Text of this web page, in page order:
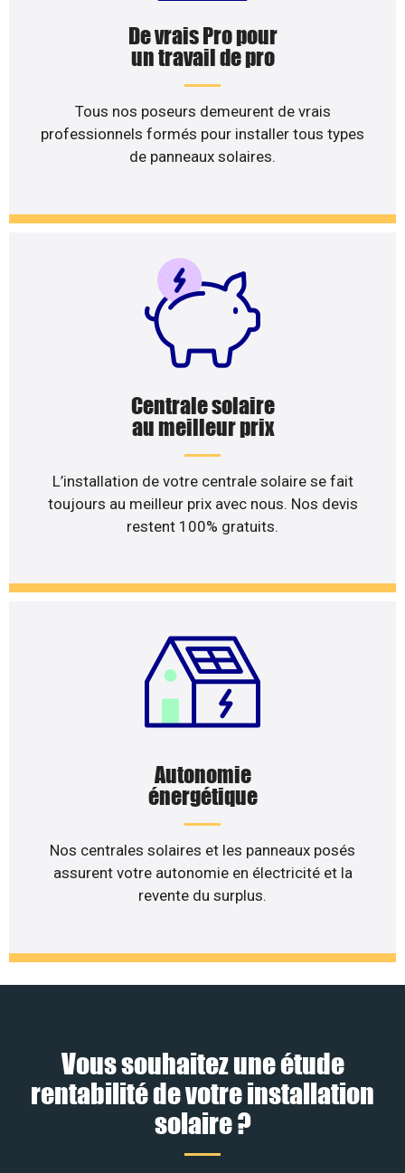
De vrais Pro pour
un travail de pro
Tous nos poseurs demeurent de vrais
professionnels formés pour installer tous types
de panneaux solaires.
Centrale solaire
au meilleur prix
L’installation de votre centrale solaire se fait
toujours au meilleur prix avec nous. Nos devis
restent 100% gratuits.
Autonomie
énergétique
Nos centrales solaires et les panneaux posés
assurent votre autonomie en électricité et la
revente du surplus.
Vous souhaitez une étude
rentabilité de votre installation
solaire ?